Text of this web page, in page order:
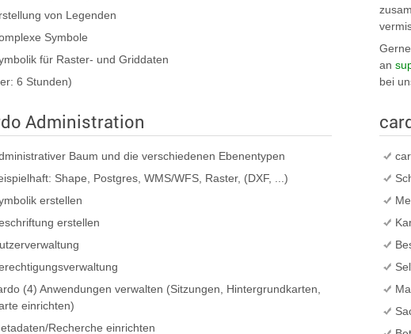
von Legenden
Symbole
für Raster- und Griddaten
6 Stunden)
Administration
Baum und die verschiedenen Ebenentypen
Shape, Postgres, WMS/WFS, Raster, (DXF, ...)
erstellen
erstellen
(4) Anwendungen verwalten (Sitzungen, Hintergrundkarten,
einrichten)
Recherche einrichten
an
bei